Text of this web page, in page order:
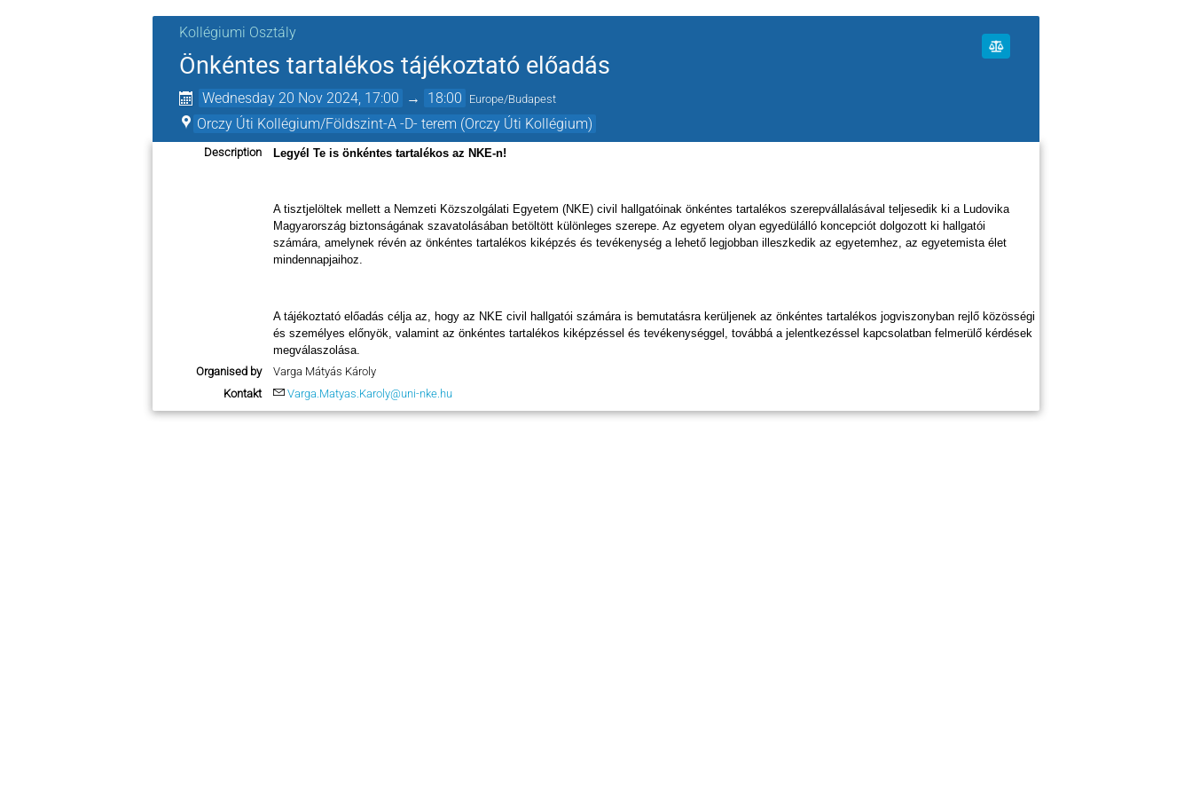
Kollégiumi Osztály
Önkéntes tartalékos tájékoztató előadás
Wednesday 20 Nov 2024, 17:00 → 18:00 Europe/Budapest
Orczy Úti Kollégium/Földszint-A -D- terem (Orczy Úti Kollégium)
Description Legyél Te is önkéntes tartalékos az NKE-n!
A tisztjelöltek mellett a Nemzeti Közszolgálati Egyetem (NKE) civil hallgatóinak önkéntes tartalékos szerepvállalásával teljesedik ki a Ludovika
Magyarország biztonságának szavatolásában betöltött különleges szerepe. Az egyetem olyan egyedülálló koncepciót dolgozott ki hallgatói
számára, amelynek révén az önkéntes tartalékos kiképzés és tevékenység a lehető legjobban illeszkedik az egyetemhez, az egyetemista élet
mindennapjaihoz.
A tájékoztató előadás célja az, hogy az NKE civil hallgatói számára is bemutatásra kerüljenek az önkéntes tartalékos jogviszonyban rejlő közösségi
és személyes előnyök, valamint az önkéntes tartalékos kiképzéssel és tevékenységgel, továbbá a jelentkezéssel kapcsolatban felmerülő kérdések
megválaszolása.
Organised by
Varga Mátyás Károly
Kontakt
Varga.Matyas.Karoly@uni-nke.hu